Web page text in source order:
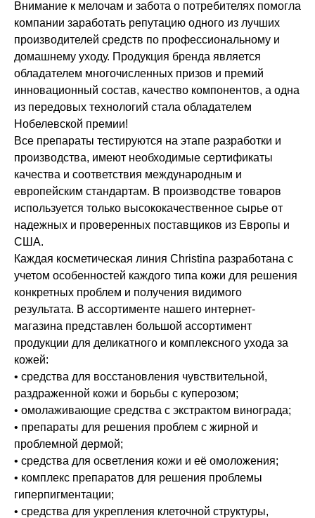
Внимание к мелочам и забота о потребителях помогла
компании заработать репутацию одного из лучших
производителей средств по профессиональному и
домашнему уходу. Продукция бренда является
обладателем многочисленных призов и премий
инновационный состав, качество компонентов, а одна
из передовых технологий стала обладателем
Нобелевской премии!
Все препараты тестируются на этапе разработки и
производства, имеют необходимые сертификаты
качества и соответствия международным и
европейским стандартам. В производстве товаров
используется только высококачественное сырье от
надежных и проверенных поставщиков из Европы и
США.
Каждая косметическая линия Christina разработана с
учетом особенностей каждого типа кожи для решения
конкретных проблем и получения видимого
результата. В ассортименте нашего интернет-
магазина представлен большой ассортимент
продукции для деликатного и комплексного ухода за
кожей:
• средства для восстановления чувствительной,
раздраженной кожи и борьбы с куперозом;
• омолаживающие средства с экстрактом винограда;
• препараты для решения проблем с жирной и
проблемной дермой;
• средства для осветления кожи и её омоложения;
• комплекс препаратов для решения проблемы
гиперпигментации;
• средства для укрепления клеточной структуры,
+7 (495) 640-58-89
+7 (929) 933-09-89